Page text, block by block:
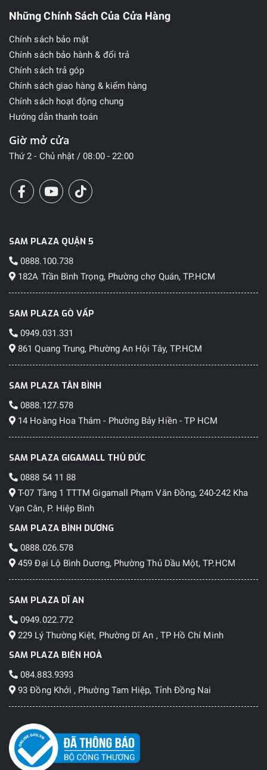
Những Chính Sách Của Cửa Hàng
Chính sách bảo mật
Chính sách bảo hành & đổi trả
Chính sách trả góp
Chính sách giao hàng & kiểm hàng
Chính sách hoạt động chung
Hướng dẫn thanh toán
Giờ mở cửa
Thứ 2 - Chủ nhật / 08:00 - 22:00
SAM PLAZA QUẬN 5
0888.100.738
182A Trần Bình Trọng, Phường chợ Quán, TP.HCM
SAM PLAZA GÒ VẤP
0949.031.331
861 Quang Trung, Phường An Hội Tây, TP.HCM
SAM PLAZA TÂN BÌNH
0888.127.578
14 Hoàng Hoa Thám - Phường Bảy Hiền - TP HCM
SAM PLAZA GIGAMALL THỦ ĐỨC
0888 54 11 88
T-07 Tầng 1 TTTM Gigamall Phạm Văn Đồng, 240-242 Kha
Vạn Cân, P. Hiệp Bình
SAM PLAZA BÌNH DƯƠNG
0888.026.578
459 Đại Lộ Bình Dương, Phường Thủ Dầu Một, TP.HCM
SAM PLAZA DĨ AN
0949.022.772
229 Lý Thường Kiệt, Phường Dĩ An , TP Hồ Chí Minh
SAM PLAZA BIÊN HOÀ
084.883.9393
93 Đồng Khởi , Phường Tam Hiệp, Tỉnh Đồng Nai